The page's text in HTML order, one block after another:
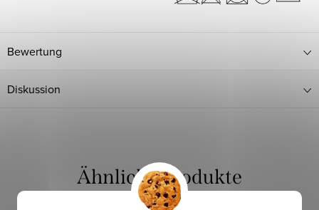
Bewertung
Diskussion